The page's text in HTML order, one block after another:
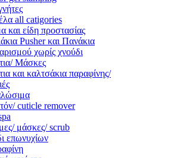
all catigories
και είδη προστασίας
Pusher και Πανάκια
χωρίς χνούδι
Μάσκες
και καλτσάκια παραφίνης/
cuticle remover
μάσκες/ scrub
επωνυχίων